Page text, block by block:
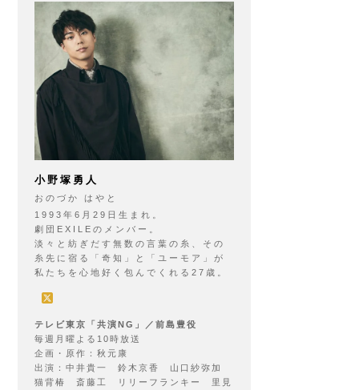
小野塚勇人
おのづか はやと
1993年6月29日生まれ。
劇団EXILEのメンバー。
淡々と紡ぎだす無数の言葉の糸、その
糸先に宿る「奇知」と「ユーモア」が
私たちを心地好く包んでくれる27歳。
テレビ東京「共演NG」／前島豊役
毎週月曜よる10時放送
企画・原作：秋元康
出演：中井貴一 鈴木京香 山口紗弥加
猫背椿 斎藤工 リリーフランキー 里見